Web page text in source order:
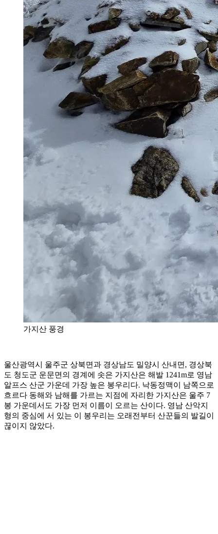
가지산 풍경
울산광역시 울주군 상북면과 경상남도 밀양시 산내면, 경상북
도 청도군 운문면의 경계에 솟은 가지산은 해발 1241m로 영남
알프스 산군 가운데 가장 높은 봉우리다. 낙동정맥이 남쪽으로
흐르다 동해와 남해를 가르는 지점에 자리한 가지산은 울주 7
봉 가운데서도 가장 먼저 이름이 오르는 산이다. 영남 산악지
형의 중심에 서 있는 이 봉우리는 오래전부터 산꾼들의 발길이
끊이지 않았다.